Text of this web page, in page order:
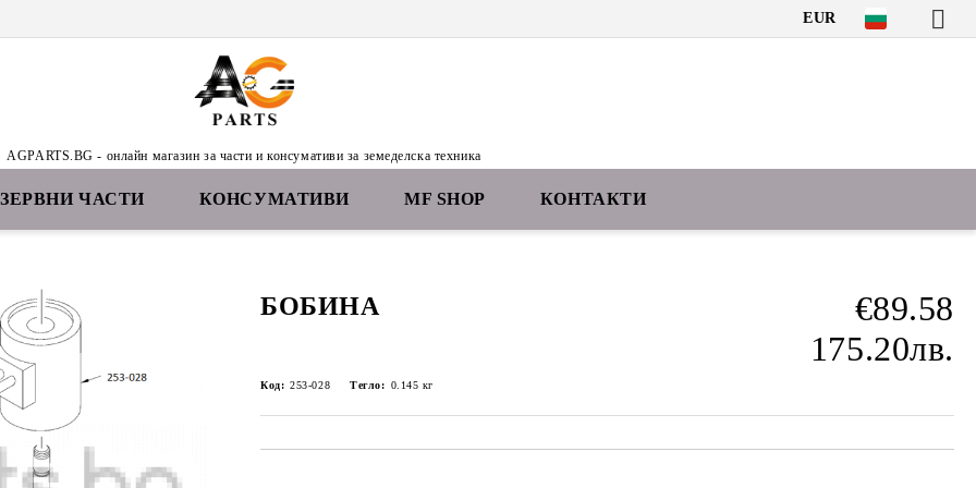
EUR
AGPARTS.BG - онлайн магазин за части и консумативи за земеделска техника
ЧАСТИ КОНСУМАТИВИ MF SHOP КОНТАКТИ
БОБИНА
€89.58
175.20лв.
Код: 253-028 Тегло: 0.145 кг